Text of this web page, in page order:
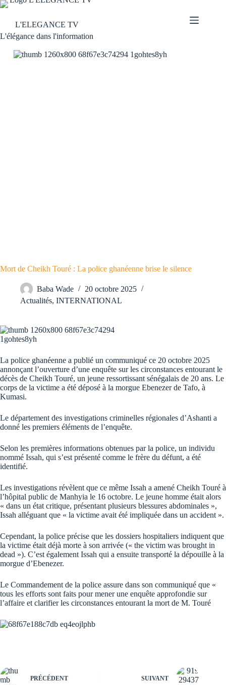
L'ELEGANCE TV
L'élégance dans l'information
Mort de Cheikh Touré : La police ghanéenne brise le silence
Baba Wade
20 octobre 2025
Actualités, INTERNATIONAL
La police ghanéenne a publié un communiqué ce 20 octobre 2025
annonçant l’ouverture d’une enquête sur les circonstances entourant le
décès de Cheikh Touré, un jeune ressortissant sénégalais de 20 ans. Le
corps de la victime a été déposé à la morgue Ebenezer de Tafo, à
Kumasi.
​Le département des investigations criminelles régionales d’Ashanti a
donné les premiers éléments de l’enquête.
​Selon les premières informations obtenues par la police, un individu
nommé Issah, qui s’est présenté comme le frère du défunt, a été
identifié.
​Les investigations révèlent que ce même Issah a amené Cheikh Touré à
l’hôpital public de Manhyia le 16 octobre. Le jeune homme était alors
« dans un état critique, présentant plusieurs blessures abdominales »,
Issah alléguant que « la victime avait été impliquée dans un accident ».
​Cependant, la police précise que les dossiers hospitaliers indiquent que
la victime était déjà morte à son arrivée (« the victim was brought in
dead »). C’est également Issah qui a ensuite transporté la dépouille à la
morgue d’Ebenezer.
​Le Commandement de la police assure dans son communiqué que «
tous les efforts sont faits pour mener une enquête approfondie sur
l’affaire et clarifier les circonstances entourant la mort de M. Touré
PRÉCÉDENT SUIVANT